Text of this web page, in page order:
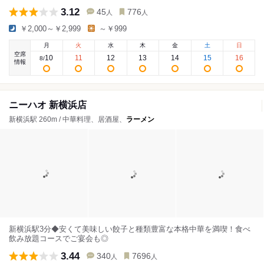
3.12 45 人 776 人
￥2,000～￥2,999 ～￥999
空席
情報
月
8/10
火
11
水
12
木
13
金
14
土
15
日
16
ニーハオ 新横浜店
新横浜駅 260m / 中華料理、居酒屋、 ラーメン
新横浜駅3分◆安くて美味しい餃子と種類豊富な本格中華を満喫！食べ
飲み放題コースでご宴会も◎
3.44 340 人 7696 人